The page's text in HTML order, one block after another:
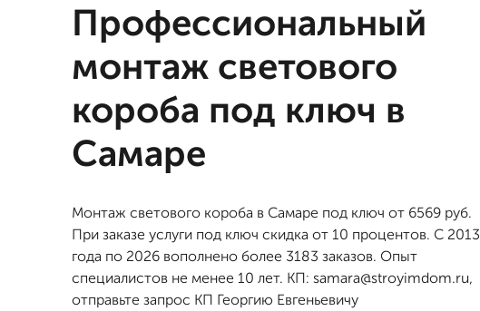
Профессиональный
монтаж светового
короба под ключ в
Самаре
Монтаж светового короба в Самаре под ключ от 6569 руб.
При заказе услуги под ключ скидка от 10 процентов. С 2013
года по 2026 вополнено более 3183 заказов. Опыт
специалистов не менее 10 лет. КП: samara@stroyimdom.ru,
отправьте запрос КП Георгию Евгеньевичу